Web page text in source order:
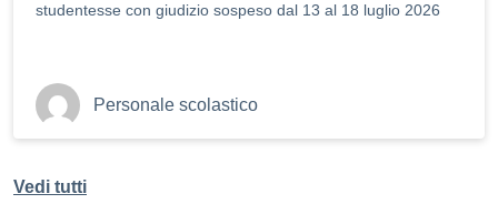
studentesse con giudizio sospeso dal 13 al 18 luglio 2026
Personale scolastico
Vedi tutti